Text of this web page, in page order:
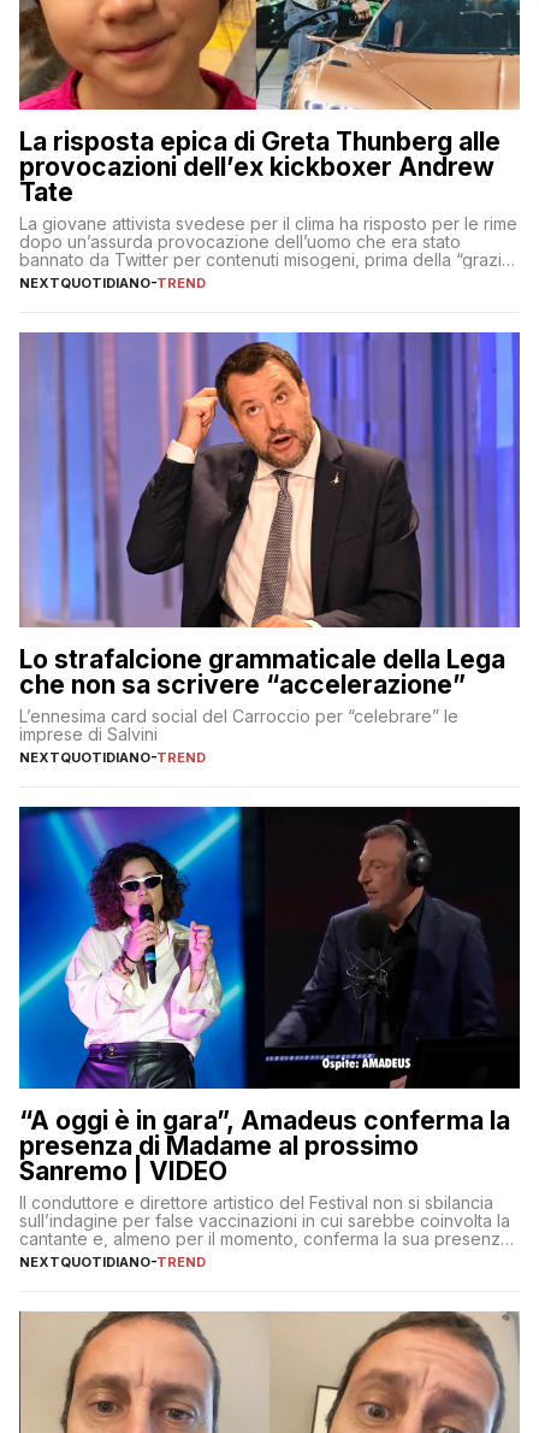
La risposta epica di Greta Thunberg alle
provocazioni dell’ex kickboxer Andrew
Tate
La giovane attivista svedese per il clima ha risposto per le rime
dopo un’assurda provocazione dell’uomo che era stato
bannato da Twitter per contenuti misogeni, prima della “grazia”
di Elon Musk
NEXTQUOTIDIANO-TREND
Lo strafalcione grammaticale della Lega
che non sa scrivere “accelerazione”
L’ennesima card social del Carroccio per “celebrare” le
imprese di Salvini
NEXTQUOTIDIANO-TREND
“A oggi è in gara”, Amadeus conferma la
presenza di Madame al prossimo
Sanremo | VIDEO
Il conduttore e direttore artistico del Festival non si sbilancia
sull’indagine per false vaccinazioni in cui sarebbe coinvolta la
cantante e, almeno per il momento, conferma la sua presenza
sul palco dell’Ariston
NEXTQUOTIDIANO-TREND